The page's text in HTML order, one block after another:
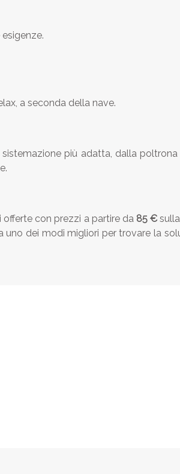
a seconda della nave.
più adatta, dalla
con prezzi a partire da 85 €
dei modi migliori per trovare la